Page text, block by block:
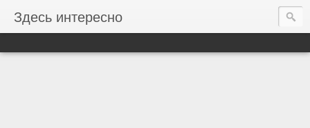
Здесь интересно